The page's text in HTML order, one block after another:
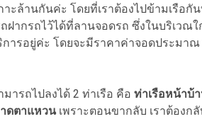
ะล้านกันค่ะ โดยที่เราต้องไปข้ามเรือกั
ฝากรถไว้ได้ที่ลานจอดรถ ซึ่งในบริเวณ
ารอยู่ค่ะ โดยจะมีราคาค่าจอดประมาณ
ารถไปลงได้ 2 ท่าเรือ คือ ท่าเรือหน้าบ้
ดตาแหวนเพราะตอนขากลับ เราต้องก